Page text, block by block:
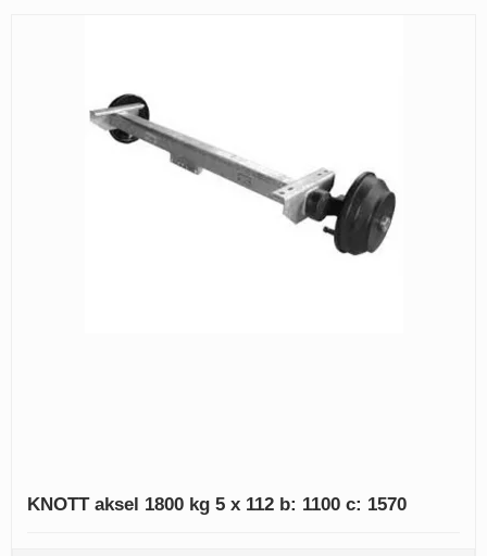
KNOTT aksel 1800 kg 5 x 112 b: 1100 c: 1570